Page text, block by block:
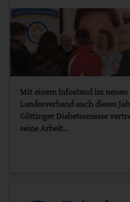
Mit einem Infostand im neuen
Landesverband auch dieses
Göttinger Diabetesmesse
seine Arbeit…